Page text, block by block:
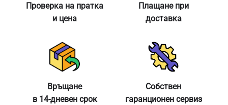
Проверка на пратка
и цена
Плащане при
доставка
Връщане
в 14-дневен срок
Собствен
гаранционен сервиз